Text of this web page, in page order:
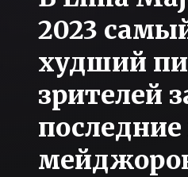
2023
худший
зрителей
последние